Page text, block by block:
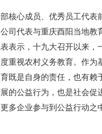
核心成员、优秀员工代表
司代表与重庆酉阳当地教
表示，十九大召开以来，
重视农村义务教育。作为
既是自身的责任，也有赖
的公益行为，也是社会促
多企业参与到公益行动之